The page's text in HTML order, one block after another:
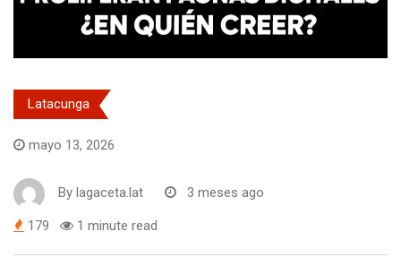
Latacunga
mayo 13, 2026
By lagaceta.lat 3 meses ago
179 1 minute read